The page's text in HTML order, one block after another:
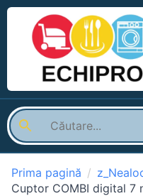
Prima pagină
Cuptor COMBI digital 7